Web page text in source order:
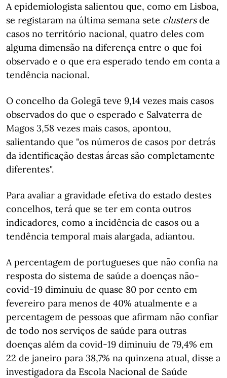
A epidemiologista salientou que, como em Lisboa,
se registaram na última semana sete clustersde
casos no território nacional, quatro deles com
alguma dimensão na diferença entre o que foi
observado e o que era esperado tendo em conta a
tendência nacional.
O concelho da Golegã teve 9,14 vezes mais casos
observados do que o esperado e Salvaterra de
Magos 3,58 vezes mais casos, apontou,
salientando que "os números de casos por detrás
da identificação destas áreas são completamente
diferentes".
Para avaliar a gravidade efetiva do estado destes
concelhos, terá que se ter em conta outros
indicadores, como a incidência de casos ou a
tendência temporal mais alargada, adiantou.
A percentagem de portugueses que não confia na
resposta do sistema de saúde a doenças não-
covid-19 diminuiu de quase 80 por cento em
fevereiro para menos de 40% atualmente e a
percentagem de pessoas que afirmam não confiar
de todo nos serviços de saúde para outras
doenças além da covid-19 diminuiu de 79,4% em
22 de janeiro para 38,7% na quinzena atual, disse a
investigadora da Escola Nacional de Saúde